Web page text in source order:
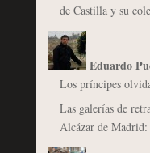
de Castilla y su
Eduardo
Los príncipes
Las galerías de
Alcázar de